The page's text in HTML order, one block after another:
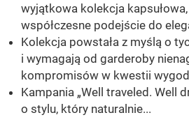
wyjątkowa kolekcja
współczesne podejście do
Kolekcja powstała z myślą o
i wymagają od garderoby
kompromisów w kwestii
Kampania „Well traveled. Well
o stylu, który naturalnie...